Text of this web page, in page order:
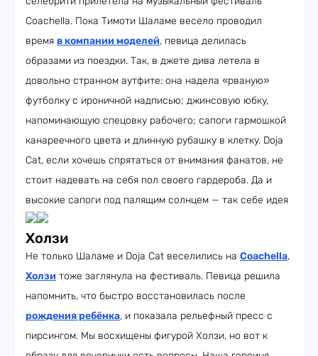
Coachella. Пока Тимоти Шаламе весело проводил
время в компании моделей, певица делилась
образами из поездки. Так, в джете дива летела в
довольно странном аутфите: она надела «рваную»
футболку с ироничной надписью; джинсовую юбку,
напоминающую спецовку рабочего; сапоги гармошкой
канареечного цвета и длинную рубашку в клетку. Doja
Cat, если хочешь спрятаться от внимания фанатов, не
стоит надевать на себя пол своего гардероба. Да и
высокие сапоги под палящим солнцем — так себе идея
Холзи
Не только Шаламе и Doja Cat веселились на Coachella,
Холзи тоже заглянула на фестиваль. Певица решила
напомнить, что быстро восстановилась после
рождения ребёнка, и показала рельефный пресс с
пирсингом. Мы восхищены фигурой Холзи, но вот к